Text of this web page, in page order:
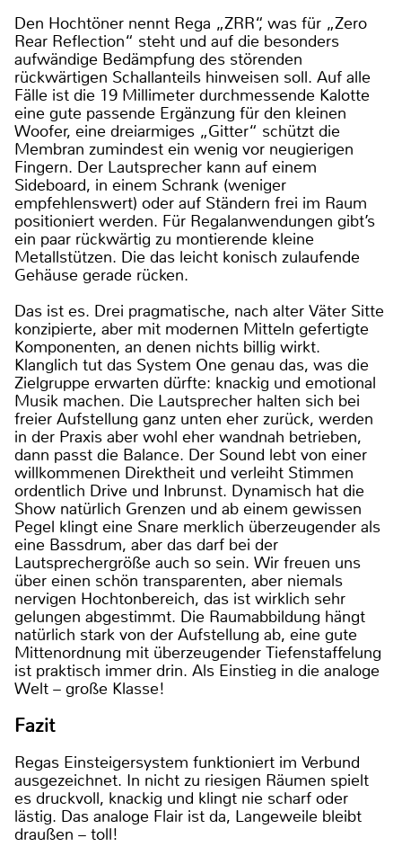
Den Hochtöner nennt Rega „ZRR“, was für „Zero
Rear Reflection“ steht und auf die besonders
aufwändige Bedämpfung des störenden
rückwärtigen Schallanteils hinweisen soll. Auf alle
Fälle ist die 19 Millimeter durchmessende Kalotte
eine gute passende Ergänzung für den kleinen
Woofer, eine dreiarmiges „Gitter“ schützt die
Membran zumindest ein wenig vor neugierigen
Fingern. Der Lautsprecher kann auf einem
Sideboard, in einem Schrank (weniger
empfehlenswert) oder auf Ständern frei im Raum
positioniert werden. Für Regalanwendungen gibt’s
ein paar rückwärtig zu montierende kleine
Metallstützen. Die das leicht konisch zulaufende
Gehäuse gerade rücken.
Das ist es. Drei pragmatische, nach alter Väter Sitte
konzipierte, aber mit modernen Mitteln gefertigte
Komponenten, an denen nichts billig wirkt.
Klanglich tut das System One genau das, was die
Zielgruppe erwarten dürfte: knackig und emotional
Musik machen. Die Lautsprecher halten sich bei
freier Aufstellung ganz unten eher zurück, werden
in der Praxis aber wohl eher wandnah betrieben,
dann passt die Balance. Der Sound lebt von einer
willkommenen Direktheit und verleiht Stimmen
ordentlich Drive und Inbrunst. Dynamisch hat die
Show natürlich Grenzen und ab einem gewissen
Pegel klingt eine Snare merklich überzeugender als
eine Bassdrum, aber das darf bei der
Lautsprechergröße auch so sein. Wir freuen uns
über einen schön transparenten, aber niemals
nervigen Hochtonbereich, das ist wirklich sehr
gelungen abgestimmt. Die Raumabbildung hängt
natürlich stark von der Aufstellung ab, eine gute
Mittenordnung mit überzeugender Tiefenstaffelung
ist praktisch immer drin. Als Einstieg in die analoge
Welt – große Klasse!
Fazit
Regas Einsteigersystem funktioniert im Verbund
ausgezeichnet. In nicht zu riesigen Räumen spielt
es druckvoll, knackig und klingt nie scharf oder
lästig. Das analoge Flair ist da, Langeweile bleibt
draußen – toll!